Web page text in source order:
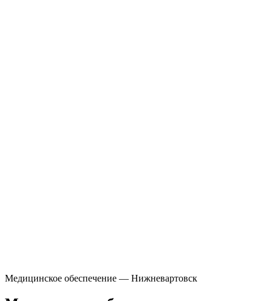
Медицинское обеспечение — Нижневартовск